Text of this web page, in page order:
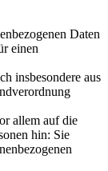
Daten
einen
insbesondere aus
allem auf die
hin: Sie